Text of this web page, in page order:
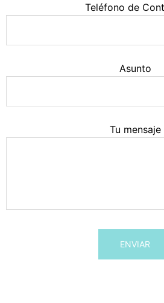
Teléfono de
Asunto
Tu mensaje